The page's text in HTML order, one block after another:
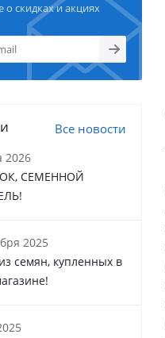
о скидках и акциях
Все новости
2026
СЕМЕННОЙ
2025
семян, купленных в